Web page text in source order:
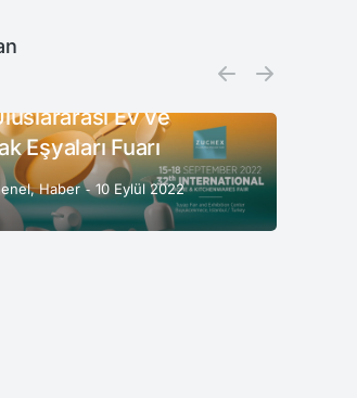
Ev ve
Eşyaları Fuarı
,Haber 10 Eylül 2022